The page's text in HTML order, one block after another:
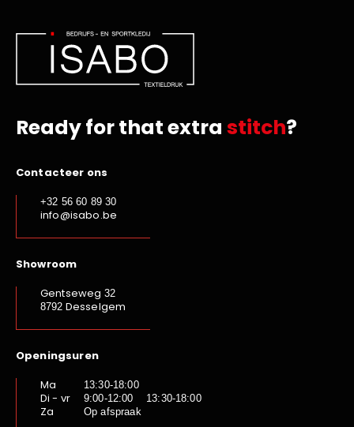
Ready for that extra stitch?
Contacteer ons
+32 56 60 89 30
info@isabo.be
Showroom
Gentseweg 32
8792 Desselgem
Openingsuren
Ma
13:30-18:00
Di - vr 9:00-12:00 13:30-18:00
Za Op afspraak